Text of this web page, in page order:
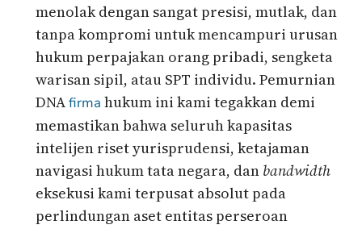
menolak dengan sangat presisi, mutlak, dan
tanpa kompromi untuk mencampuri urusan
hukum perpajakan orang pribadi, sengketa
warisan sipil, atau SPT individu. Pemurnian
DNAfirma hukum ini kami tegakkan demi
memastikan bahwa seluruh kapasitas
intelijen riset yurisprudensi, ketajaman
navigasi hukum tata negara, dan bandwidth
eksekusi kami terpusat absolut pada
perlindungan aset entitas perseroan